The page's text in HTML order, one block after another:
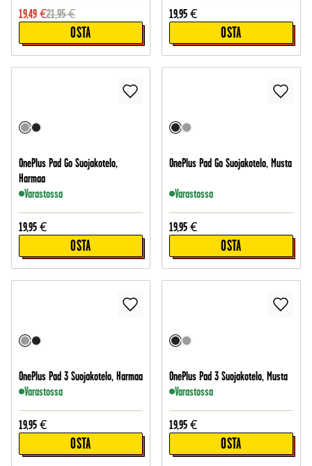
19,49 €21,95 €
OSTA
19,95 €
OSTA
OnePlus Pad Go Suojakotelo,
Harmaa
Varastossa
19,95 €
OSTA
OnePlus Pad Go Suojakotelo, Musta
Varastossa
19,95 €
OSTA
OnePlus Pad 3 Suojakotelo, Harmaa
Varastossa
19,95 €
OSTA
OnePlus Pad 3 Suojakotelo, Musta
Varastossa
19,95 €
OSTA